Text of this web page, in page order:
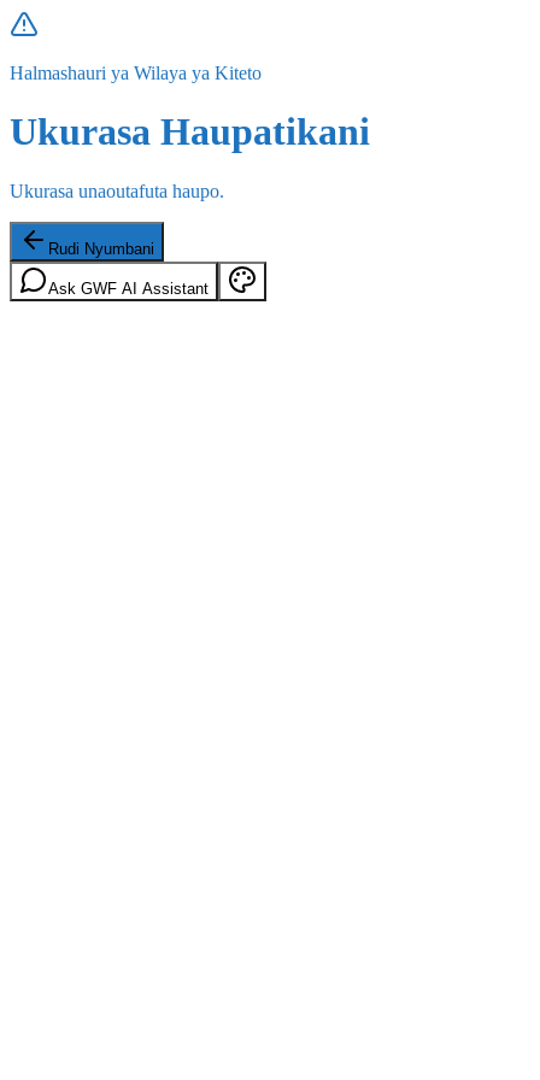
Halmashauri ya Wilaya ya Kiteto
Ukurasa Haupatikani
Ukurasa unaoutafuta haupo.
Rudi Nyumbani
Ask GWF AI Assistant